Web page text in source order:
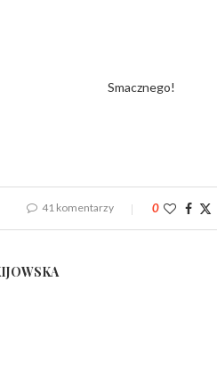
Smacznego!
41 komentarzy 0